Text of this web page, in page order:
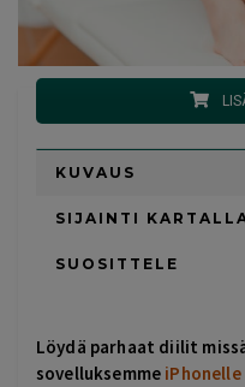
KUVAUS
SIJAINTI
SUOSITTELE
Löydä parhaat diilit
sovelluksemme iPhonelle